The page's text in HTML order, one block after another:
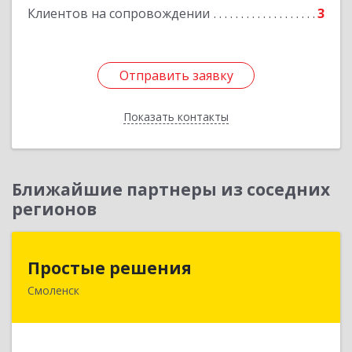
Клиентов на сопровождении 3
Отправить заявку
Показать контакты
Отправить заявку
Назад
Ближайшие партнеры из соседних
регионов
Простые решения
Смоленск
214015, Смоленская обл, Смоленск г, Большая